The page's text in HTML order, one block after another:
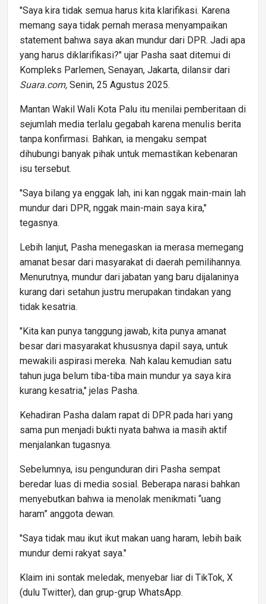
"Saya kira tidak semua harus kita klarifikasi. Karena
memang saya tidak pernah merasa menyampaikan
statement bahwa saya akan mundur dari DPR. Jadi apa
yang harus diklarifikasi?" ujar Pasha saat ditemui di
Kompleks Parlemen, Senayan, Jakarta, dilansir dari
Suara.com, Senin, 25 Agustus 2025.
Mantan Wakil Wali Kota Palu itu menilai pemberitaan di
sejumlah media terlalu gegabah karena menulis berita
tanpa konfirmasi. Bahkan, ia mengaku sempat
dihubungi banyak pihak untuk memastikan kebenaran
isu tersebut.
"Saya bilang ya enggak lah, ini kan nggak main-main lah
mundur dari DPR, nggak main-main saya kira,"
tegasnya.
Lebih lanjut, Pasha menegaskan ia merasa memegang
amanat besar dari masyarakat di daerah pemilihannya.
Menurutnya, mundur dari jabatan yang baru dijalaninya
kurang dari setahun justru merupakan tindakan yang
tidak kesatria.
"Kita kan punya tanggung jawab, kita punya amanat
besar dari masyarakat khususnya dapil saya, untuk
mewakili aspirasi mereka. Nah kalau kemudian satu
tahun juga belum tiba-tiba main mundur ya saya kira
kurang kesatria," jelas Pasha.
Kehadiran Pasha dalam rapat di DPR pada hari yang
sama pun menjadi bukti nyata bahwa ia masih aktif
menjalankan tugasnya.
Sebelumnya, isu pengunduran diri Pasha sempat
beredar luas di media sosial. Beberapa narasi bahkan
menyebutkan bahwa ia menolak menikmati “uang
haram” anggota dewan.
"Saya tidak mau ikut ikut makan uang haram, lebih baik
mundur demi rakyat saya."
Klaim ini sontak meledak, menyebar liar di TikTok, X
(dulu Twitter), dan grup-grup WhatsApp.